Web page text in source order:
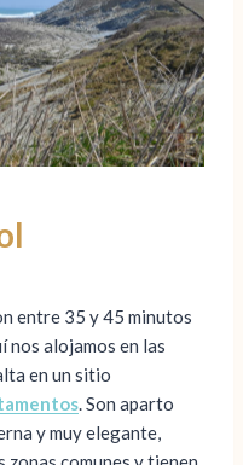
entre 35 y 45 minutos
nos alojamos en las
en un sitio
. Son aparto
y muy elegante,